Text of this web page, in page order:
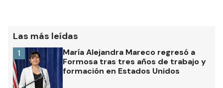
Las más leídas
María Alejandra Mareco regresó a
Formosa tras tres años de trabajo y
formación en Estados Unidos
1